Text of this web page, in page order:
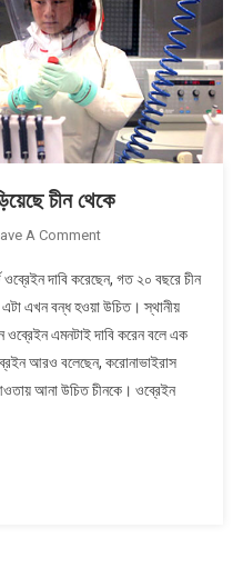
চীন থেকে
A CommentOn
বছরে
৫
ধরনের
ভাইরাস
ছড়িয়েছে
ওব্রেইন দাবি করেছেন, গত ২০ বছরে চীন
এটা এখন বন্ধ হওয়া উচিত। স্থানীয়
ওব্রেইন এমনটাই দাবি করেন বলে এক
আরও বলেছেন, করোনাভাইরাস
আনা উচিত চীনকে। ওব্রেইন